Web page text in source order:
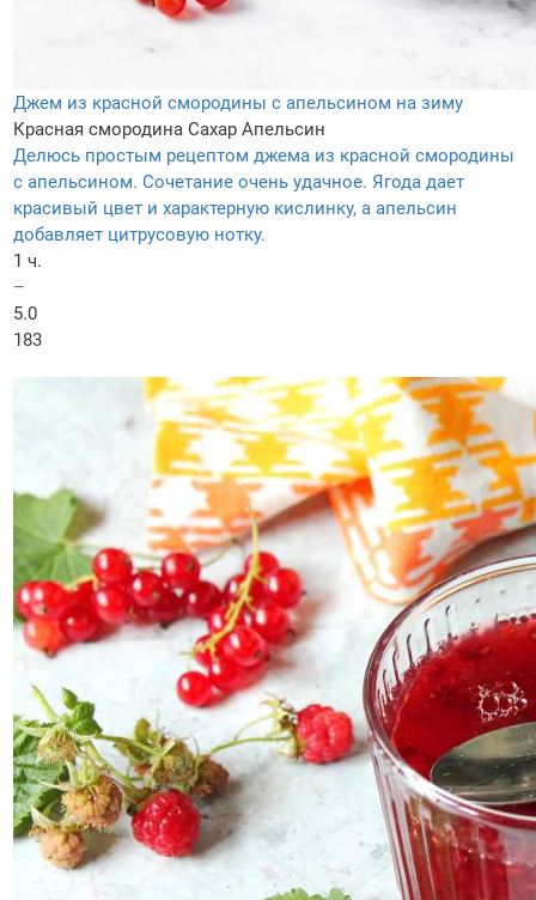
Джем из красной смородины с апельсином на зиму
Красная смородина Сахар Апельсин
Делюсь простым рецептом джема из красной смородины
с апельсином. Сочетание очень удачное. Ягода дает
красивый цвет и характерную кислинку, а апельсин
добавляет цитрусовую нотку.
1 ч.
–
5.0
183